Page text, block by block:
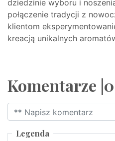
dziedzinie wyboru i
połączenie tradycji z
klientom
kreacją unikalnych
Komentarze
Legenda